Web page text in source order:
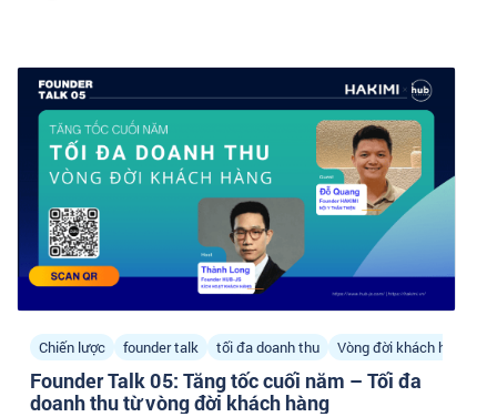
Chiến lược founder talk tối đa doanh thu Vòng đời khách hàng
Founder Talk 05: Tăng tốc cuối năm – Tối đa
doanh thu từ vòng đời khách hàng